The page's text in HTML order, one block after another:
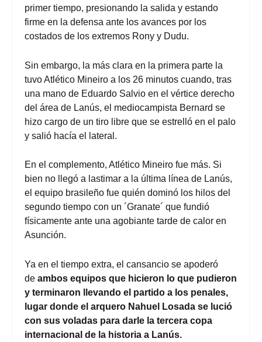
primer tiempo, presionando la salida y estando
firme en la defensa ante los avances por los
costados de los extremos Rony y Dudu.
Sin embargo, la más clara en la primera parte la
tuvo Atlético Mineiro a los 26 minutos cuando, tras
una mano de Eduardo Salvio en el vértice derecho
del área de Lanús, el mediocampista Bernard se
hizo cargo de un tiro libre que se estrelló en el palo
y salió hacía el lateral.
En el complemento, Atlético Mineiro fue más. Si
bien no llegó a lastimar a la última línea de Lanús,
el equipo brasileño fue quién dominó los hilos del
segundo tiempo con un ´Granate´ que fundió
físicamente ante una agobiante tarde de calor en
Asunción.
Ya en el tiempo extra, el cansancio se apoderó
de ambos equipos que hicieron lo que pudieron
y terminaron llevando el partido a los penales,
lugar donde el arquero Nahuel Losada se lució
con sus voladas para darle la tercera copa
internacional de la historia a Lanús.